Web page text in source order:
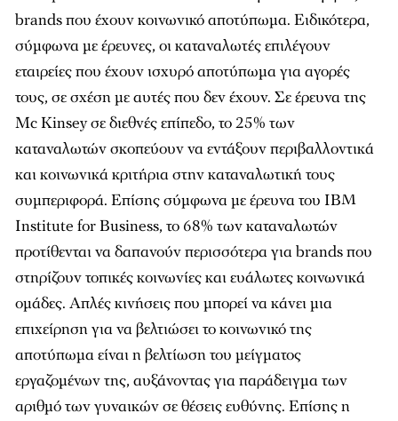
brands που έχουν κοινωνικό αποτύπωμα. Ειδικότερα,
σύμφωνα με έρευνες, οι καταναλωτές επιλέγουν
εταιρείες που έχουν ισχυρό αποτύπωμα για αγορές
τους, σε σχέση με αυτές που δεν έχουν. Σε έρευνα της
Mc Kinsey σε διεθνές επίπεδο, το 25% των
καταναλωτών σκοπεύουν να εντάξουν περιβαλλοντικά
και κοινωνικά κριτήρια στην καταναλωτική τους
συμπεριφορά. Επίσης σύμφωνα με έρευνα του ΙΒΜ
Institute for Business, το 68% των καταναλωτών
προτίθενται να δαπανούν περισσότερα για brands που
στηρίζουν τοπικές κοινωνίες και ευάλωτες κοινωνικά
ομάδες. Απλές κινήσεις που μπορεί να κάνει μια
επιχείρηση για να βελτιώσει το κοινωνικό της
αποτύπωμα είναι η βελτίωση του μείγματος
εργαζομένων της, αυξάνοντας για παράδειγμα των
αριθμό των γυναικών σε θέσεις ευθύνης. Επίσης η